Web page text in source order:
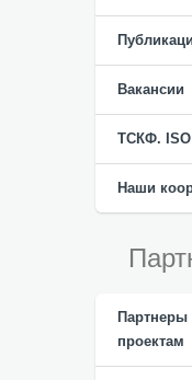
Вакансии
ТСКФ. ISO
Наши
проектам